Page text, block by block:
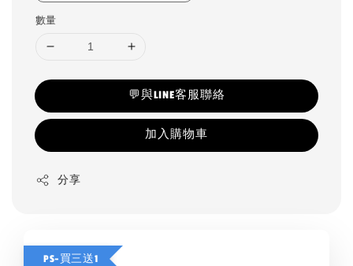
數量
💬與LINE客服聯絡
加入購物車
分享
PS-買三送1